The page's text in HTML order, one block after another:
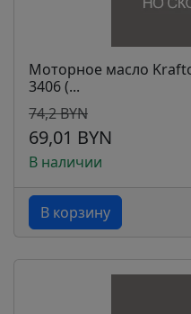
Моторное масло
3406 (...
74,2 BYN
69,01 BYN
В наличии
В корзину